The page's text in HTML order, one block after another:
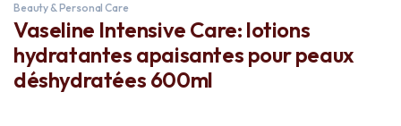
Beauty & Personal Care
Vaseline Intensive Care: lotions
hydratantes apaisantes pour peaux
déshydratées 600ml